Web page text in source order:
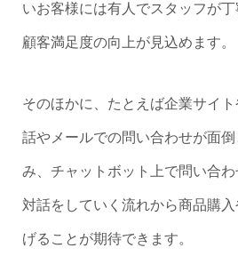
いお客様には有人でスタッフが
顧客満足度の向上が見込めます。
そのほかに、たとえば企業サイ
話やメールでの問い合わせが面
み、チャットボット上で問い合わ
対話をしていく流れから商品購
げることが期待できます。